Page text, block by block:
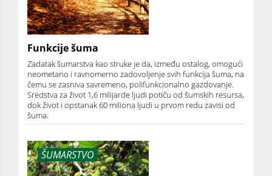
Funkcije šuma
Zadatak šumarstva kao struke je da, između ostalog, omogući
neometano i ravnomerno zadovoljenje svih funkcija šuma, na
čemu se zasniva savremeno, polifunkcionalno gazdovanje.
Sredstva za život 1,6 milijarde ljudi potiču od šumskih resursa,
dok život i opstanak 60 miliona ljudi u prvom redu zavisi od
šuma.
ŠUMARSTVO